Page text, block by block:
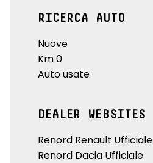
RICERCA AUTO
Nuove
Km 0
Auto usate
DEALER WEBSITES
Renord Renault Ufficiale
Renord Dacia Ufficiale